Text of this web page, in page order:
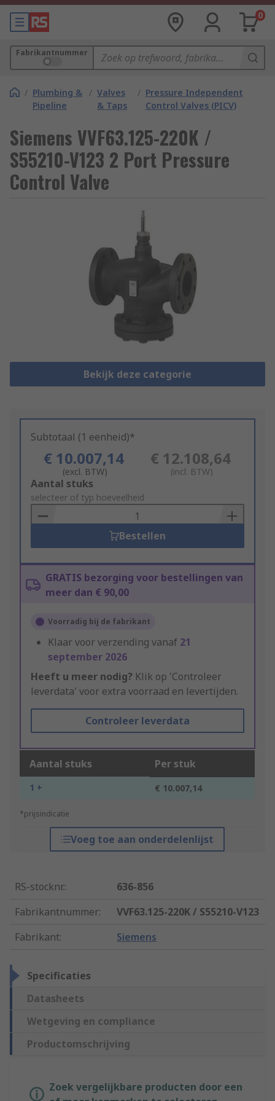
0
Fabrikantnummer
/ Plumbing &
Pipeline
/ Valves
& Taps
/ Pressure Independent
Control Valves (PICV)
Siemens VVF63.125-220K /
S55210-V123 2 Port Pressure
Control Valve
Bekijk deze categorie
Subtotaal (1 eenheid)*
€ 10.007,14
(excl. BTW)
€ 12.108,64
(incl. BTW)
Add
to
Basket
Aantal stuks
selecteer of typ hoeveelheid
Bestellen
GRATIS bezorging voor bestellingen van
meer dan € 90,00
Voorradig bij de fabrikant
Klaar voor verzending vanaf 21
september 2026
Heeft u meer nodig? Klik op 'Controleer
leverdata' voor extra voorraad en levertijden.
Controleer leverdata
Aantal stuks Per stuk
1 + € 10.007,14
*prijsindicatie
Voeg toe aan onderdelenlijst
RS-stocknr.:
636-856
Fabrikantnummer:
VVF63.125-220K / S55210-V123
Fabrikant: Siemens
Specificaties
Datasheets
Wetgeving en compliance
Productomschrijving
Zoek vergelijkbare producten door een